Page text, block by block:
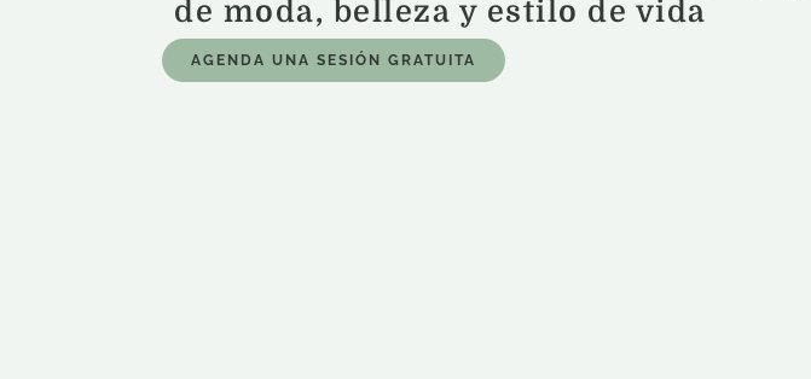
de moda, belleza y estilo de vida
AGENDA UNA SESIÓN GRATUITA